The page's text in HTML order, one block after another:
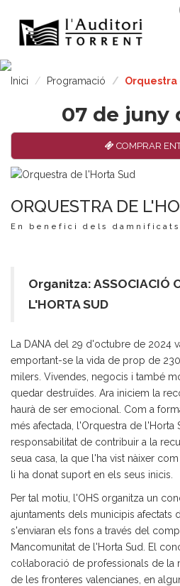
Inici Programació Orquestra
07 de juny
COMPRAR
ORQUESTRA DE
En benefici dels damnificats
Organitza: ASSOCIACIÓ
L'HORTA SUD
La DANA del 29 d'octubre de 2024
emportant-se la vida de prop de
milers. Vivendes, negocis i també
quedar destruïdes. Ara iniciem la
haurà de ser emocional. Com a
més afectada, l'Orquestra de l'Horta
responsabilitat de contribuir a la
seua casa, la que l'ha vist nàixer
li ha donat suport en els seus inicis.
Per tal motiu, l'OHS organitza un
ajuntaments dels municipis afectats
s'enviaran els fons a través del
Mancomunitat de l'Horta Sud. El
col·laboració de professionals de la
de les fronteres valencianes, en